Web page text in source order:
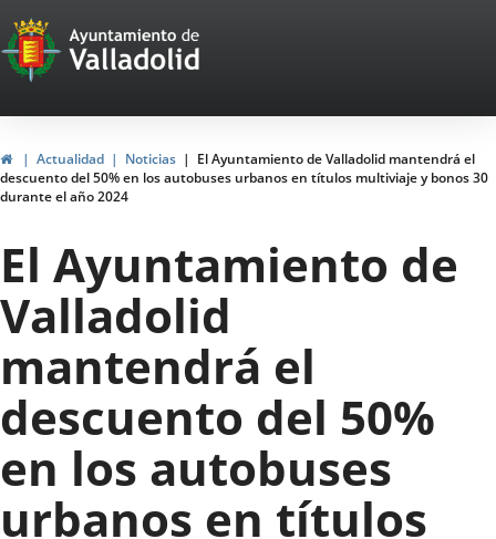
Portal
Web
del
Ayuntamiento
de
Valladolid
InicioActualidad Noticias
El Ayuntamiento de Valladolid mantendrá el
descuento del 50% en los autobuses urbanos en títulos multiviaje y bonos 30
durante el año 2024
El Ayuntamiento de
Valladolid
mantendrá el
descuento del 50%
en los autobuses
urbanos en títulos